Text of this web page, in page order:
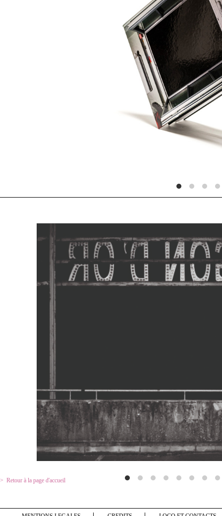
Retour à la page d'accueil